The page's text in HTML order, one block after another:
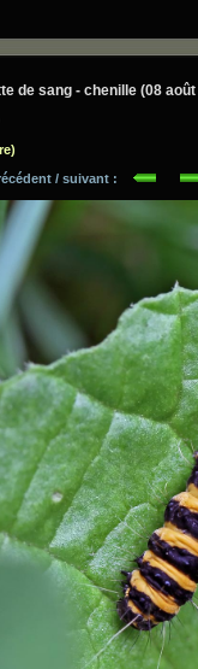
de sang - chenille (08
/ suivant :